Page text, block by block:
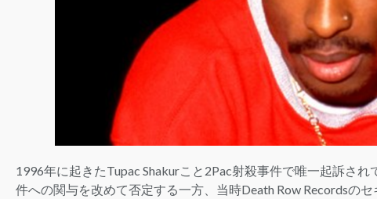
1996年に起きたTupac Shakurこと2Pac射殺事件で唯一起訴さ
件への関与を改めて否定する一方、当時Death Row Recordsの